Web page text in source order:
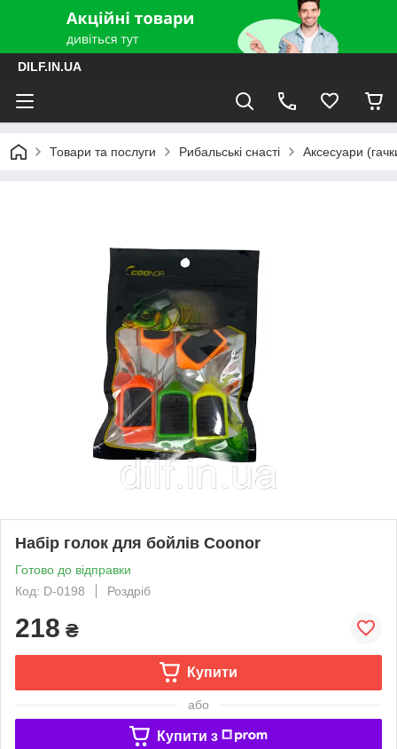
DILF.IN.UA
Товари та послуги Рибальські снасті Аксесуари
Набір голок для бойлів Coonor
Готово до відправки
Код: D-0198
Роздріб
218 ₴
Купити
або
Купити з